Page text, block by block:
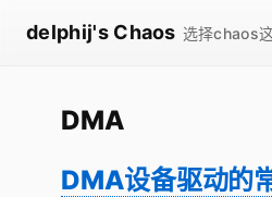
delphij's Chaos 选择chaos
DMA
DMA设备驱动的